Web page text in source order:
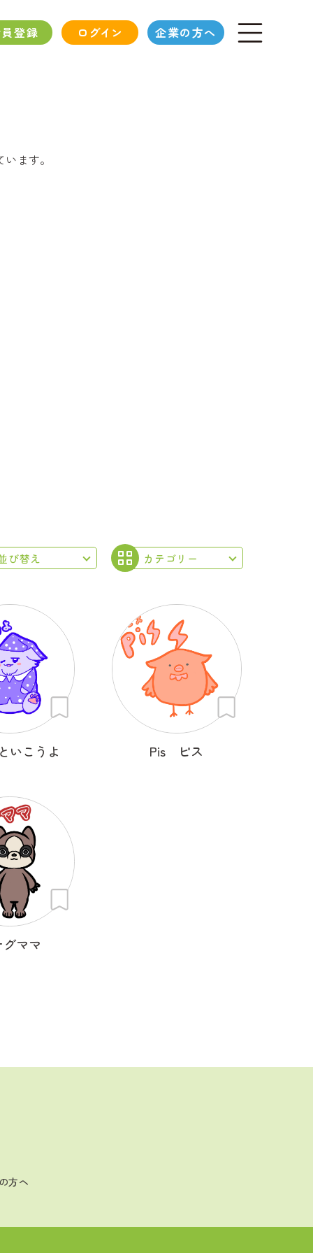
登録 ログイン 企業の方へ
ます。
いこうよ Pis ピス
ママ
方へ